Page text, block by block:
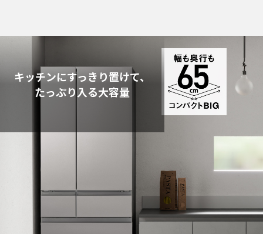
キッチンにすっきり置けて、
たっぷり入る大容量